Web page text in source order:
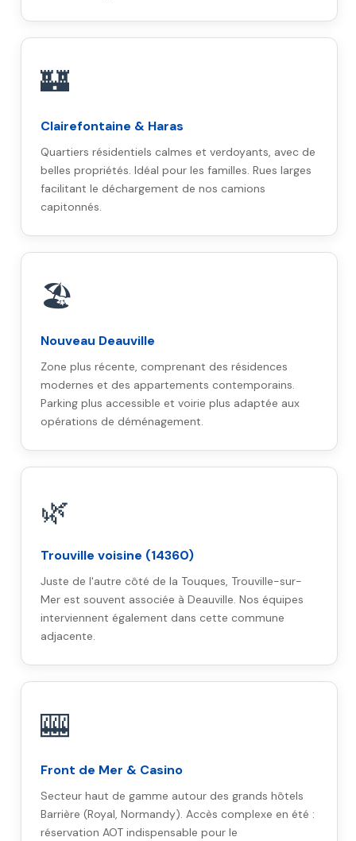
🏰
Clairefontaine & Haras
Quartiers résidentiels calmes et verdoyants, avec de
belles propriétés. Idéal pour les familles. Rues larges
facilitant le déchargement de nos camions
capitonnés.
🏖️
Nouveau Deauville
Zone plus récente, comprenant des résidences
modernes et des appartements contemporains.
Parking plus accessible et voirie plus adaptée aux
opérations de déménagement.
🌿
Trouville voisine (14360)
Juste de l'autre côté de la Touques, Trouville-sur-
Mer est souvent associée à Deauville. Nos équipes
interviennent également dans cette commune
adjacente.
🎰
Front de Mer & Casino
Secteur haut de gamme autour des grands hôtels
Barrière (Royal, Normandy). Accès complexe en été :
réservation AOT indispensable pour le